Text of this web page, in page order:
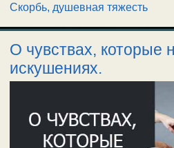
Скорбь, душевная тяжесть
О чувствах, которые
искушениях.